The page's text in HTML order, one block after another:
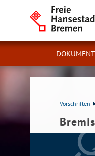
Vorschriften